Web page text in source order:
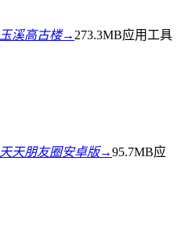
玉溪高古楼→ 273.3MB应用工具
天天朋友圈安卓版→95.7MB应